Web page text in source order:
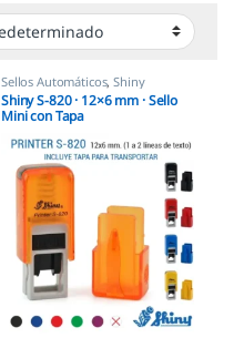
Sellos Automáticos,Shiny
Shiny S-820 · 12×6 mm · Sello
Mini con Tapa